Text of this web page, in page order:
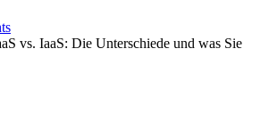
vs. IaaS: Die Unterschiede und was Sie